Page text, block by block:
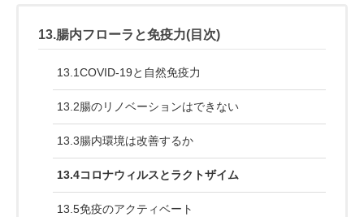
13.腸内フローラと免疫力(目次)
13.1COVID-19と自然免疫力
13.2腸のリノベーションはできない
13.3腸内環境は改善するか
13.4コロナウィルスとラクトザイム
13.5免疫のアクティベート